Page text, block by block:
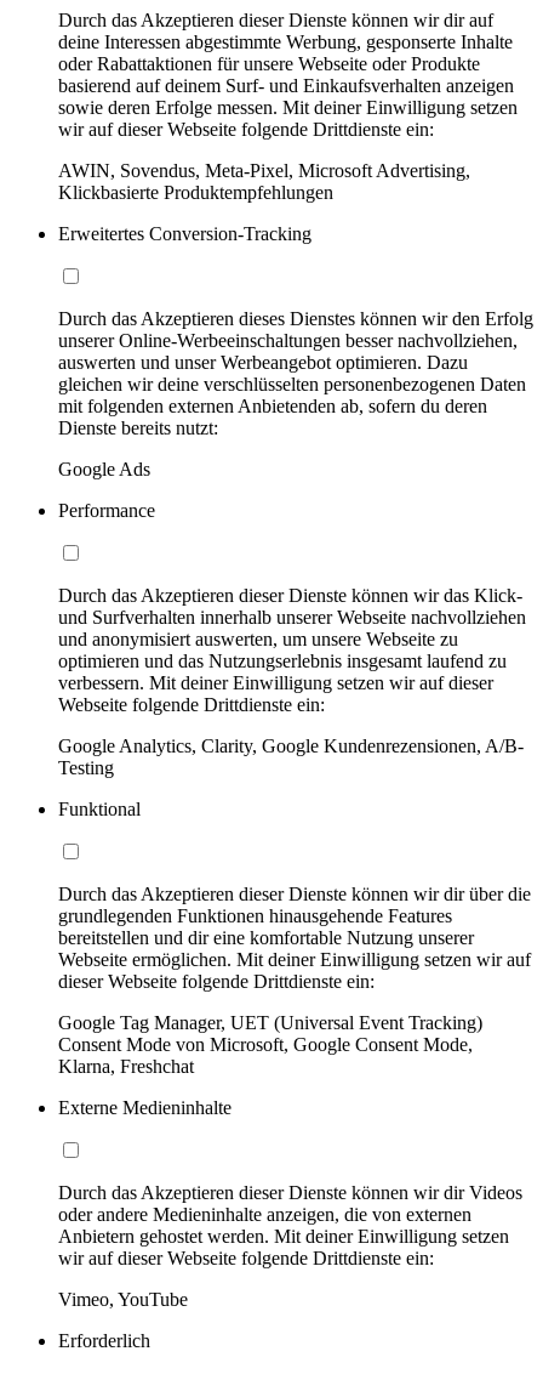
Durch das Akzeptieren dieser Dienste können wir dir auf
deine Interessen abgestimmte Werbung, gesponserte Inhalte
oder Rabattaktionen für unsere Webseite oder Produkte
basierend auf deinem Surf- und Einkaufsverhalten anzeigen
sowie deren Erfolge messen. Mit deiner Einwilligung setzen
wir auf dieser Webseite folgende Drittdienste ein:
AWIN, Sovendus, Meta-Pixel, Microsoft Advertising,
Klickbasierte Produktempfehlungen
Erweitertes Conversion-Tracking
Durch das Akzeptieren dieses Dienstes können wir den Erfolg
unserer Online-Werbeeinschaltungen besser nachvollziehen,
auswerten und unser Werbeangebot optimieren. Dazu
gleichen wir deine verschlüsselten personenbezogenen Daten
mit folgenden externen Anbietenden ab, sofern du deren
Dienste bereits nutzt:
Google Ads
Performance
Durch das Akzeptieren dieser Dienste können wir das Klick-
und Surfverhalten innerhalb unserer Webseite nachvollziehen
und anonymisiert auswerten, um unsere Webseite zu
optimieren und das Nutzungserlebnis insgesamt laufend zu
verbessern. Mit deiner Einwilligung setzen wir auf dieser
Webseite folgende Drittdienste ein:
Google Analytics, Clarity, Google Kundenrezensionen, A/B-
Testing
Funktional
Durch das Akzeptieren dieser Dienste können wir dir über die
grundlegenden Funktionen hinausgehende Features
bereitstellen und dir eine komfortable Nutzung unserer
Webseite ermöglichen. Mit deiner Einwilligung setzen wir auf
dieser Webseite folgende Drittdienste ein:
Google Tag Manager, UET (Universal Event Tracking)
Consent Mode von Microsoft, Google Consent Mode,
Klarna, Freshchat
Externe Medieninhalte
Durch das Akzeptieren dieser Dienste können wir dir Videos
oder andere Medieninhalte anzeigen, die von externen
Anbietern gehostet werden. Mit deiner Einwilligung setzen
wir auf dieser Webseite folgende Drittdienste ein:
Vimeo, YouTube
Erforderlich